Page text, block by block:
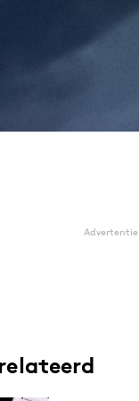
Advertentie